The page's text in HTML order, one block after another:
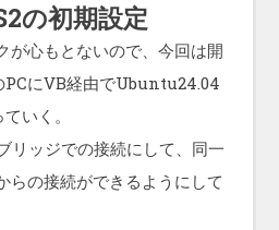
の初期設定
が心もとないので、今回は開
PCにVB経由でUbuntu24.04
いく。
リッジでの接続にして、同一
らの接続ができるようにして